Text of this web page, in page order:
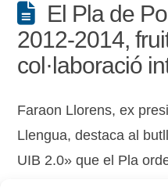
El Pla de
2012-2014,
col·laboració
Faraon Llorens, ex
Llengua, destaca al
UIB 2.0» que el Pla